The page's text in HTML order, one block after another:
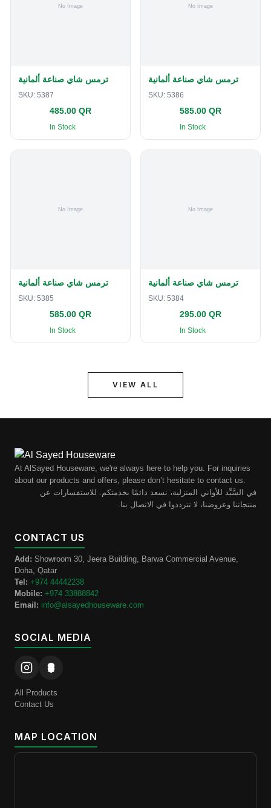
ترمس شاي صناعة ألمانية
SKU: 5387
485.00 QR
In Stock
ترمس شاي صناعة ألمانية
SKU: 5386
585.00 QR
In Stock
ترمس شاي صناعة ألمانية
SKU: 5385
585.00 QR
In Stock
ترمس شاي صناعة ألمانية
SKU: 5384
295.00 QR
In Stock
VIEW ALL
At AlSayed Houseware, we're always here to help you. For inquiries
about our products and offers, please don’t hesitate to contact us.
في السَّيِّد للأواني المنزلية، نسعد دائمًا بخدمتكم. للاستفسارات عن
منتجاتنا وعروضنا، لا تترددوا في الاتصال بنا.
CONTACT US
Add: Showroom 30, Jeera Building, Barwa Commercial Avenue,
Doha, Qatar
Tel: +974 44442238
Mobile: +974 33888842
Email: info@alsayedhouseware.com
SOCIAL MEDIA
All Products
Contact Us
MAP LOCATION